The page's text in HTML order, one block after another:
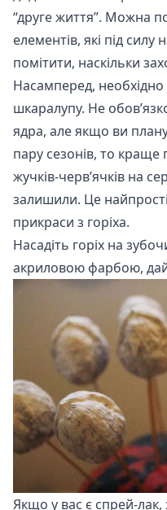
“друге життя”. Можна
елементів, які під
помітити, наскільки
Насамперед,
шкаралупу. Не
ядра, але якщо ви
пару сезонів, то краще
жучків-черв’ячків на
залишили. Це
прикраси з горіха.
Насадіть горіх на
акриловою фарбою,
Якщо у вас є спрей-лак,